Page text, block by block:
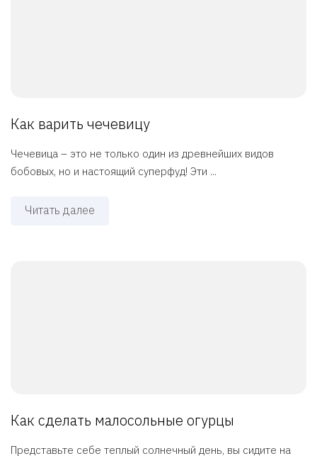
Как варить чечевицу
Чечевица – это не только один из древнейших видов
бобовых, но и настоящий суперфуд! Эти ...
Читать далее
Как сделать малосольные огурцы
Представьте себе теплый солнечный день, вы сидите на